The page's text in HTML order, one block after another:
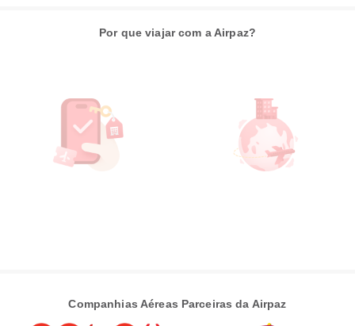
Por que viajar com a Airpaz?
Companhias Aéreas Parceiras da Airpaz